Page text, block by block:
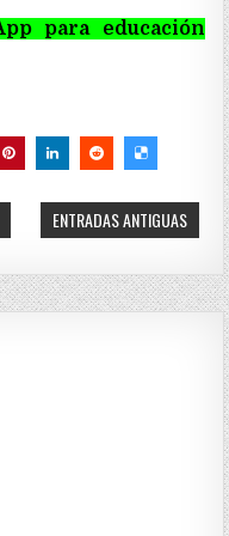
para educación
ENTRADAS ANTIGUAS